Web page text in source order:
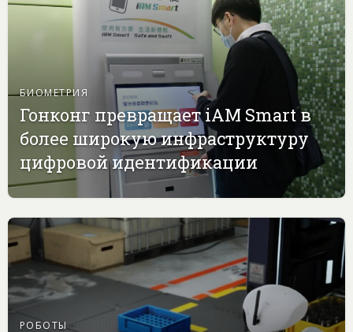
БИОМЕТРИЯ
Гонконг превращает iAM Smart в
более широкую инфраструктуру
цифровой идентификации
РОБОТЫ